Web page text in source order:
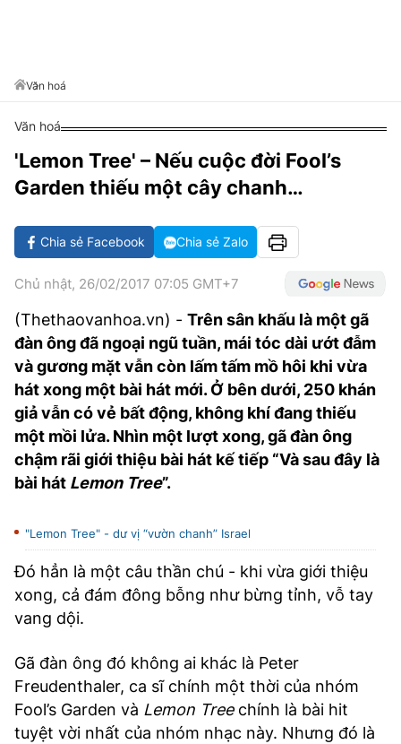
GIẢI TRÍ
CÔNG NGHIỆP VĂN HÓA
X-QUANG TIN ĐỒN
VIẾT LẠI ƯỚC MƠ
PHIM
ÂM NHẠC
KBIZ
DU LỊCH
TIN TỨC
ĐIỂM ĐẾN
ẨM THỰC
TƯ VẤN
THẾ GIỚI SAO
HIGHTECH
TIÊU ĐIỂM - SPOTLIGHT
BẠN CẦN BIẾT
ẢNH
BÁO GIẤY
TRA CỨU PHƯỜNG XÃ
CỐNG HIẾN
BÙI XUÂN PHÁI
TIỆN ÍCH
LIÊN HỆ QUẢNG CÁO
Hotline: 0981.119.189
Điện thoại: 024.38254756
MẠNG XÃ HỘI
Văn hoá
Văn hoá
'Lemon Tree' – Nếu cuộc đời Fool’s
Garden thiếu một cây chanh…
Chia sẻ Facebook Chia sẻ Zalo
Chủ nhật, 26/02/2017 07:05 GMT+7
(Thethaovanhoa.vn) - Trên sân khấu là một gã
đàn ông đã ngoại ngũ tuần, mái tóc dài ướt đẫm
và gương mặt vẫn còn lấm tấm mồ hôi khi vừa
hát xong một bài hát mới. Ở bên dưới, 250 khán
giả vẫn có vẻ bất động, không khí đang thiếu
một mồi lửa. Nhìn một lượt xong, gã đàn ông
chậm rãi giới thiệu bài hát kế tiếp “Và sau đây là
bài hát Lemon Tree”.
"Lemon Tree" - dư vị “vườn chanh” Israel
Đó hẳn là một câu thần chú - khi vừa giới thiệu
xong, cả đám đông bỗng như bừng tỉnh, vỗ tay
vang dội.
Gã đàn ông đó không ai khác là Peter
Freudenthaler, ca sĩ chính một thời của nhóm
Fool’s Garden và Lemon Tree chính là bài hit
tuyệt vời nhất của nhóm nhạc này. Nhưng đó là